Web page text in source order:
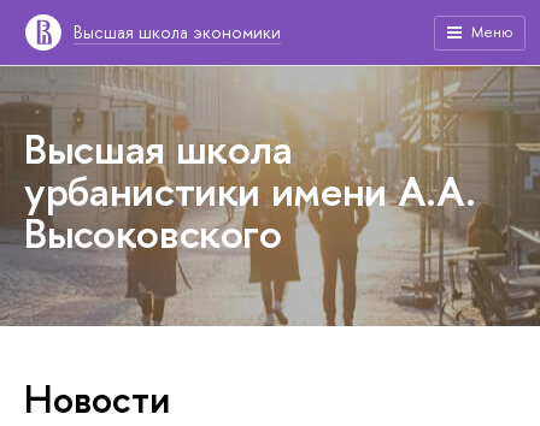
Высшая школа экономики Меню
Высшая школа
урбанистики имени А.А.
Высоковского
Новости